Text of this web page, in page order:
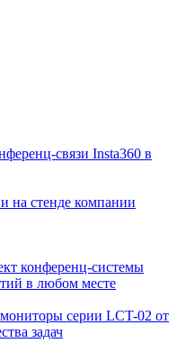
связи Insta360 в
на стенде компании
конференц-системы
в любом месте
серии LCT-02 от
задач